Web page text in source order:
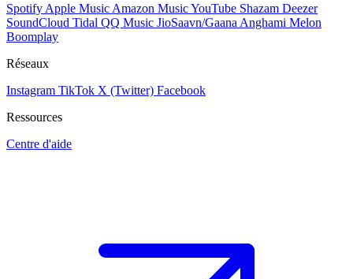
Spotify Apple Music Amazon MusicYouTube Shazam Deezer
SoundCloud Tidal QQ Music JioSaavn/Gaana Anghami Melon
Boomplay
Réseaux
Instagram TikTok X (Twitter) Facebook
Ressources
Centre d'aide